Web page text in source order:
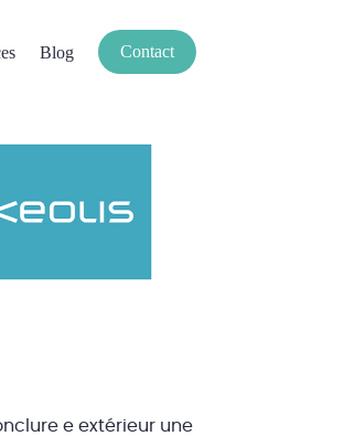
Blog Contact
e extérieur une